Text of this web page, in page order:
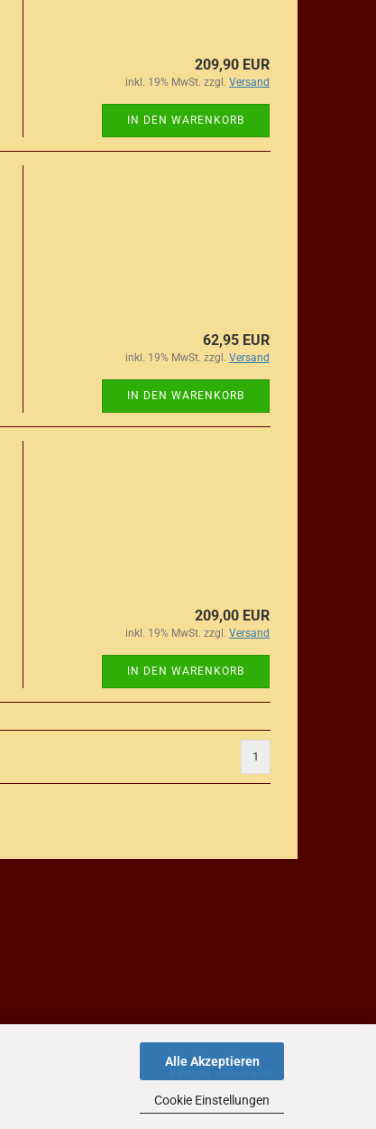
Alle Akzeptieren
Cookie Einstellungen
209,90 EUR
inkl. 19% MwSt. zzgl. Versand
IN DEN WARENKORB
62,95 EUR
inkl. 19% MwSt. zzgl. Versand
IN DEN WARENKORB
209,00 EUR
inkl. 19% MwSt. zzgl. Versand
IN DEN WARENKORB
1